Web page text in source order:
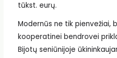
tūkst. eurų.
Modernūs ne tik pienvežiai,
kooperatinei bendrovei
Bijotų seniūnijoje